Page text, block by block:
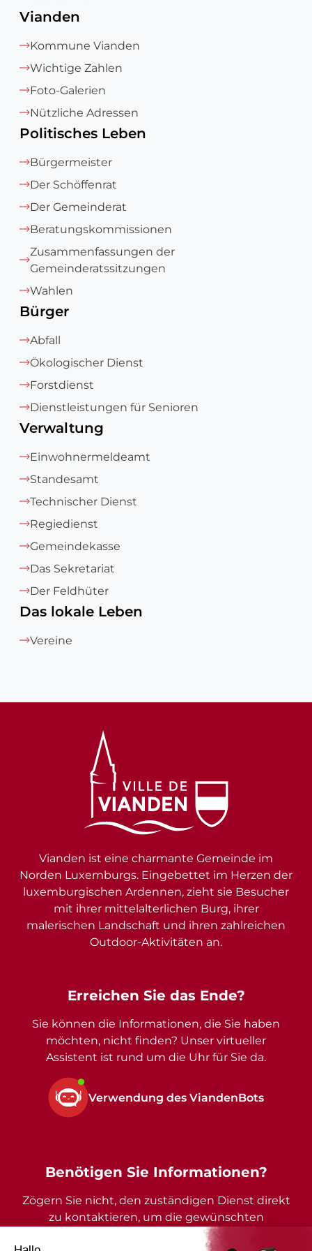
Vianden
Kommune Vianden
Wichtige Zahlen
Foto-Galerien
Nützliche Adressen
Politisches Leben
Bürgermeister
Der Schöffenrat
Der Gemeinderat
Beratungskommissionen
Zusammenfassungen der
Gemeinderatssitzungen
Wahlen
Bürger
Abfall
Ökologischer Dienst
Forstdienst
Dienstleistungen für Senioren
Verwaltung
Einwohnermeldeamt
Standesamt
Technischer Dienst
Regiedienst
Gemeindekasse
Das Sekretariat
Der Feldhüter
Das lokale Leben
Vereine
Erreichen Sie das Ende?
Sie können die Informationen, die Sie haben
möchten, nicht finden? Unser virtueller
Assistent ist rund um die Uhr für Sie da.
Verwendung des ViandenBots
Vianden ist eine charmante Gemeinde im
Norden Luxemburgs. Eingebettet im Herzen der
luxemburgischen Ardennen, zieht sie Besucher
mit ihrer mittelalterlichen Burg, ihrer
malerischen Landschaft und ihren zahlreichen
Outdoor-Aktivitäten an.
Benötigen Sie Informationen?
Zögern Sie nicht, den zuständigen Dienst direkt
zu kontaktieren, um die gewünschten
Auskünfte zu erhalten.